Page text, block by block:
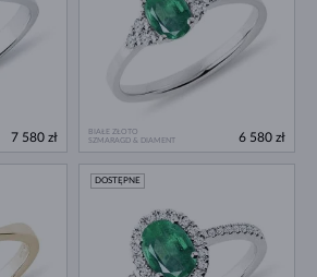
7 580 zł
BIAŁE ZŁOTO
SZMARAGD & DIAMENT
6 580 zł
DOSTĘPNE